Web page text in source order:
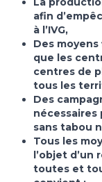
afin
à l’IVG,
Des
que les
centres de
tous les
Des
nécessaires
sans tabou
Tous les
l’objet d’un
toutes et